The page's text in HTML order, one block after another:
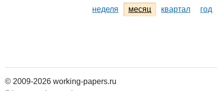
неделя месяц квартал год
© 2009-2026 working-papers.ru